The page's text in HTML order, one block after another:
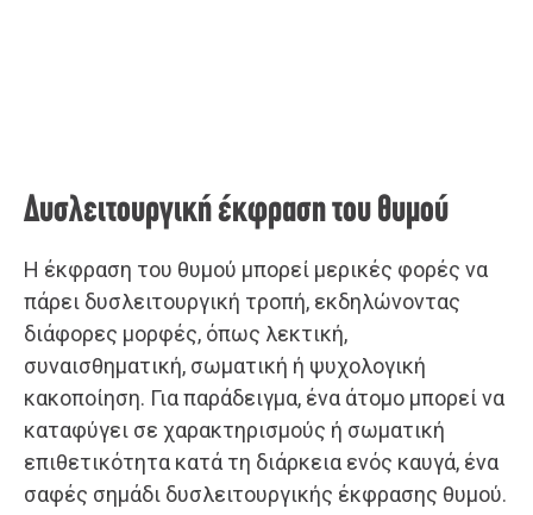
Δυσλειτουργική έκφραση του θυμού
Η έκφραση του θυμού μπορεί μερικές φορές να
πάρει δυσλειτουργική τροπή, εκδηλώνοντας
διάφορες μορφές, όπως λεκτική,
συναισθηματική, σωματική ή ψυχολογική
κακοποίηση. Για παράδειγμα, ένα άτομο μπορεί να
καταφύγει σε χαρακτηρισμούς ή σωματική
επιθετικότητα κατά τη διάρκεια ενός καυγά, ένα
σαφές σημάδι δυσλειτουργικής έκφρασης θυμού.